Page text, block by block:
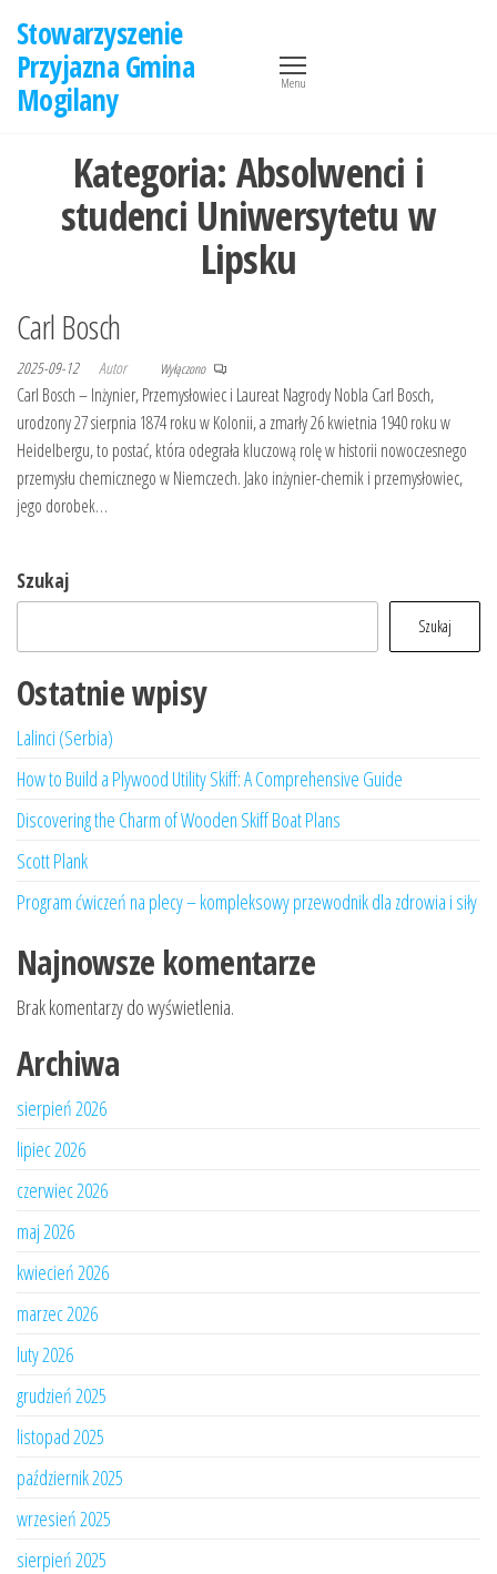
treści
Stowarzyszenie
Przyjazna Gmina
Mogilany
Menu
Kategoria: Absolwenci i
studenci Uniwersytetu w
Lipsku
Carl Bosch
2025-09-12 Autor Wyłączono
Carl Bosch – Inżynier, Przemysłowiec i Laureat Nagrody Nobla Carl Bosch,
urodzony 27 sierpnia 1874 roku w Kolonii, a zmarły 26 kwietnia 1940 roku w
Heidelbergu, to postać, która odegrała kluczową rolę w historii nowoczesnego
przemysłu chemicznego w Niemczech. Jako inżynier-chemik i przemysłowiec,
jego dorobek…
Szukaj
Szukaj
Ostatnie wpisy
Lalinci (Serbia)
How to Build a Plywood Utility Skiff: A Comprehensive Guide
Discovering the Charm of Wooden Skiff Boat Plans
Scott Plank
Program ćwiczeń na plecy – kompleksowy przewodnik dla zdrowia i siły
Najnowsze komentarze
Brak komentarzy do wyświetlenia.
Archiwa
sierpień 2026
lipiec 2026
czerwiec 2026
maj 2026
kwiecień 2026
marzec 2026
luty 2026
grudzień 2025
listopad 2025
październik 2025
wrzesień 2025
sierpień 2025